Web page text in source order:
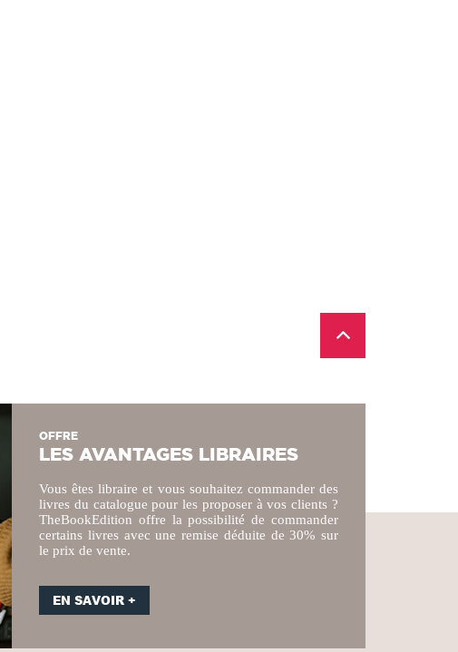
OFFRE
LES AVANTAGES LIBRAIRES
Vous êtes libraire et vous souhaitez commander des
livres du catalogue pour les proposer à vos clients ?
TheBookEdition offre la possibilité de commander
certains livres avec une remise déduite de 30% sur
le prix de vente.
EN SAVOIR +